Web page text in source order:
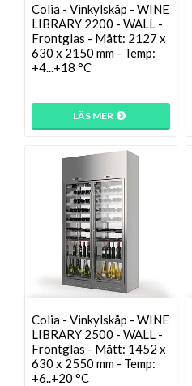
Colia - Vinkylskåp - WINE
LIBRARY 2200 - WALL -
Frontglas - Mått: 2127 x
630 x 2150 mm - Temp:
+4...+18 °C
LÄS MER
Colia - Vinkylskåp - WINE
LIBRARY 2500 - WALL -
Frontglas - Mått: 1452 x
630 x 2550 mm - Temp:
+6..+20 °C